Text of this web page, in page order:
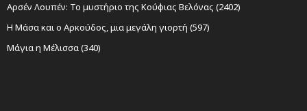
Αρσέν Λουπέν: Το μυστήριο της Κούφιας Βελόνας (2402)
Η Μάσα και ο Αρκούδος, μια μεγάλη γιορτή (597)
Μάγια η Μέλισσα (340)